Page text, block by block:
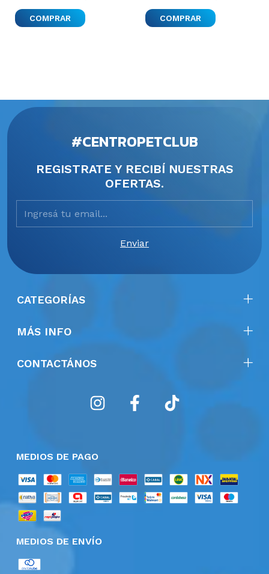
COMPRAR COMPRAR
#CENTROPETCLUB
REGISTRATE Y RECIBÍ NUESTRAS
OFERTAS.
CATEGORÍAS
MÁS INFO
CONTACTÁNOS
MEDIOS DE PAGO
MEDIOS DE ENVÍO